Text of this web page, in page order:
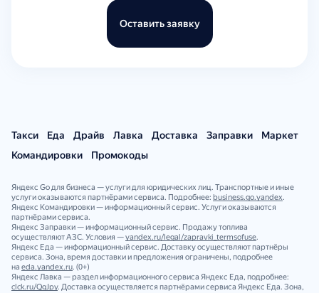
Оставить заявку
Такси Еда Драйв Лавка Доставка Заправки
Маркет
Командировки
Промокоды
Яндекс Go для бизнеса — услуги для юридических лиц. Транспортные и иные
услуги оказываются партнёрами сервиса. Подробнее: business.go.yandex.
Яндекс Командировки — информационный сервис. Услуги оказываются
партнёрами сервиса.
Яндекс Заправки — информационный сервис. Продажу топлива
осуществляют АЗС. Условия —yandex.ru/legal/zapravki_termsofuse.
Яндекс Еда — информационный сервис. Доставку осуществляют партнёры
сервиса. Зона, время доставки и предложения ограничены, подробнее
на eda.yandex.ru. (0+)
Яндекс Лавка — раздел информационного сервиса Яндекс Еда, подробнее:
clck.ru/QgJpy. Доставка осуществляется партнёрами сервиса Яндекс Еда. Зона,